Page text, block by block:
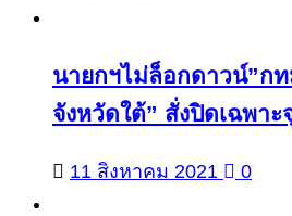
นายกฯไม่ล็อกดาวน์”ก
จังหวัดใต้” สั่งปิดเฉพาะ
11 สิงหาคม 2021 0